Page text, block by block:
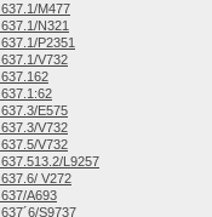
637.1/M477
637.1/N321
637.1/P2351
637.1/V732
637.162
637.1:62
637.3/E575
637.3/V732
637.5/V732
637.513.2/L9257
637.6/ V272
637/A693
637´6/S9737